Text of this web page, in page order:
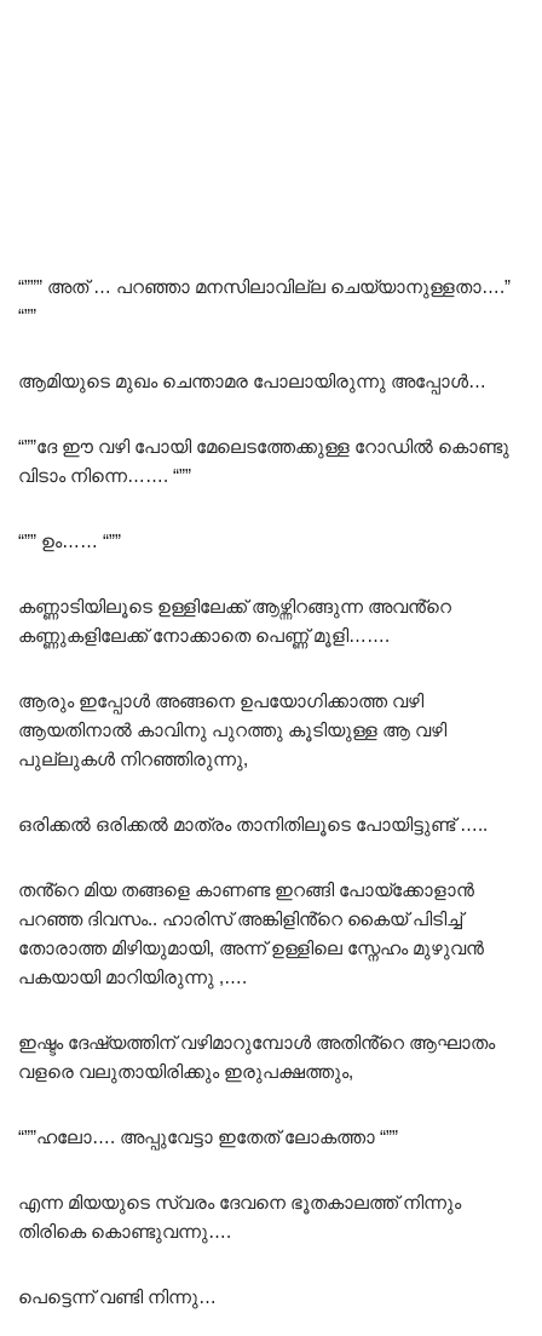
“””” അത് … പറഞ്ഞാ മനസിലാവില്ല ചെയ്യാനുള്ളതാ….”
“””
ആമിയുടെ മുഖം ചെന്താമര പോലായിരുന്നു അപ്പോൾ…
“””ദേ ഈ വഴി പോയി മേലെടത്തേക്കുള്ള റോഡിൽ കൊണ്ടു
വിടാം നിന്നെ……. “””
“”” ഉം…… “””
കണ്ണാടിയിലൂടെ ഉള്ളിലേക്ക് ആഴ്ന്നിറങ്ങുന്ന അവൻ്റെ
കണ്ണുകളിലേക്ക് നോക്കാതെ പെണ്ണ് മൂളി…….
ആരും ഇപ്പോൾ അങ്ങനെ ഉപയോഗിക്കാത്ത വഴി
ആയതിനാൽ കാവിനു പുറത്തു കൂടിയുള്ള ആ വഴി
പുല്ലുകൾ നിറഞ്ഞിരുന്നു,
ഒരിക്കൽ ഒരിക്കൽ മാത്രം താനിതിലൂടെ പോയിട്ടുണ്ട് …..
തൻ്റെ മിയ തങ്ങളെ കാണണ്ട ഇറങ്ങി പോയ്ക്കോളാൻ
പറഞ്ഞ ദിവസം.. ഹാരിസ് അങ്കിളിൻ്റെ കൈയ് പിടിച്ച്
തോരാത്ത മിഴിയുമായി, അന്ന് ഉള്ളിലെ സ്നേഹം മുഴുവൻ
പകയായി മാറിയിരുന്നു ,….
ഇഷ്ടം ദേഷ്യത്തിന് വഴിമാറുമ്പോൾ അതിൻ്റെ ആഘാതം
വളരെ വലുതായിരിക്കും ഇരുപക്ഷത്തും,
“””ഹലോ…. അപ്പുവേട്ടാ ഇതേത് ലോകത്താ “””
എന്ന മിയയുടെ സ്വരം ദേവനെ ഭൂതകാലത്ത് നിന്നും
തിരികെ കൊണ്ടുവന്നു….
പെട്ടെന്ന് വണ്ടി നിന്നു…